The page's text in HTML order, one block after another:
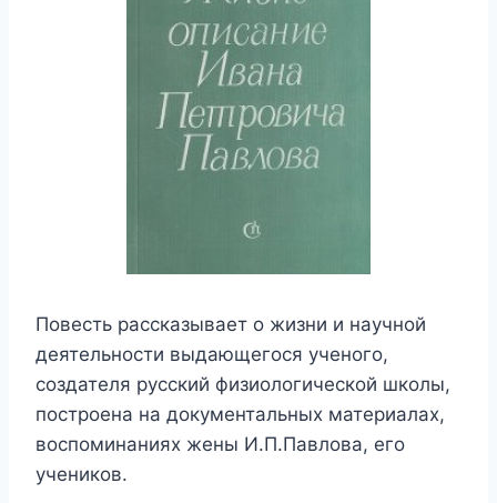
Повесть рассказывает о жизни и научной
деятельности выдающегося ученого,
создателя русский физиологической школы,
построена на документальных материалах,
воспоминаниях жены И.П.Павлова, его
учеников.